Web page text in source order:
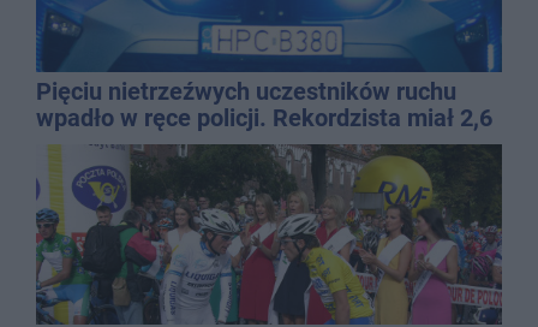
Pięciu nietrzeźwych uczestników ruchu
wpadło w ręce policji. Rekordzista miał 2,6
promila